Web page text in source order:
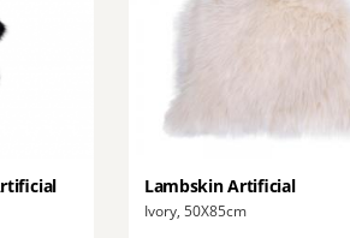
Lambskin Artificial
Ivory, 50X85cm